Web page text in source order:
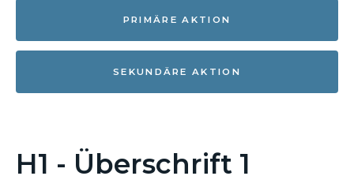
PRIMÄRE AKTION
SEKUNDÄRE AKTION
H1 - Überschrift 1